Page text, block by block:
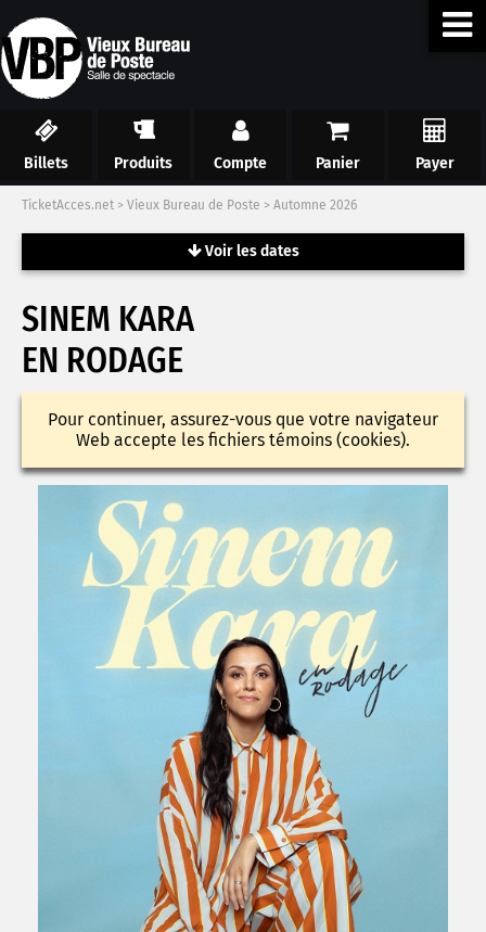
Billets Produits Compte Panier Payer
TicketAcces.net > Vieux Bureau de Poste > Automne 2026
Voir les dates
SINEM KARA
EN RODAGE
Pour continuer, assurez-vous que votre navigateur
Web accepte les fichiers témoins (cookies).